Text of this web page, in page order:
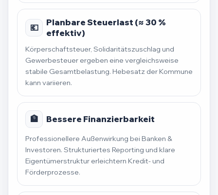
💶
Planbare Steuerlast (≈ 30 %
effektiv)
Körperschaftsteuer, Solidaritätszuschlag und
Gewerbesteuer ergeben eine vergleichsweise
stabile Gesamtbelastung. Hebesatz der Kommune
kann variieren.
🏦 Bessere Finanzierbarkeit
Professionellere Außenwirkung bei Banken &
Investoren. Strukturiertes Reporting und klare
Eigentümerstruktur erleichtern Kredit- und
Förderprozesse.